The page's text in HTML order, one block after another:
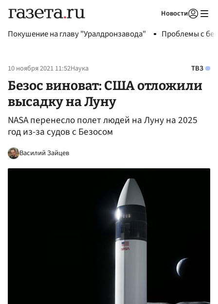
Новости
Покушение на главу "Уралдронзавода" Проблемы с
10 ноября 2021 11:52Наука ТВЗ
Безос виноват: США отложили
высадку на Луну
NASA перенесло полет людей на Луну на 2025
год из-за судов с Безосом
Василий Зайцев